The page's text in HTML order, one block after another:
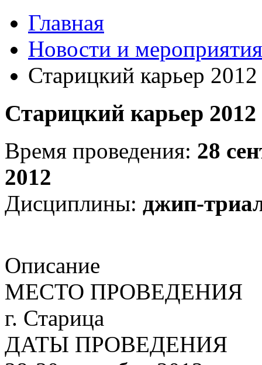
Главная
Новости и мероприятия
Старицкий карьер 2012
Старицкий карьер 2012
Время проведения: 28
2012
Дисциплины: джип-
Описание
МЕСТО ПРОВЕДЕНИЯ
г. Старица
ДАТЫ ПРОВЕДЕНИЯ